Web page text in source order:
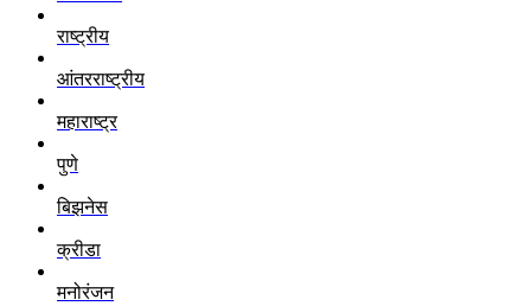
राष्ट्रीय
आंतरराष्ट्रीय
महाराष्ट्र
पुणे
बिझनेस
क्रीडा
मनोरंजन